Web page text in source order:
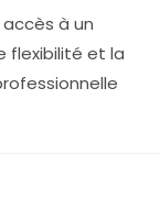
à un
flexibilité et la